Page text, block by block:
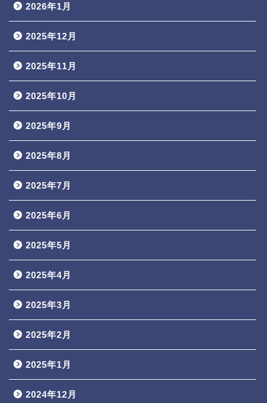
2026年1月
2025年12月
2025年11月
2025年10月
2025年9月
2025年8月
2025年7月
2025年6月
2025年5月
2025年4月
2025年3月
2025年2月
2025年1月
2024年12月